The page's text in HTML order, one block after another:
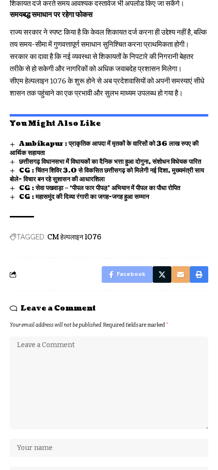
शिकायत दर्ज करते समय आवश्यक दस्तावेज भी अपलोड किए जा सकेंगे।
समयबद्ध समाधान पर रहेगा फोकस
राज्य सरकार ने स्पष्ट किया है कि केवल शिकायत दर्ज करना ही उद्देश्य नहीं है, बल्कि
तय समय-सीमा में गुणवत्तापूर्ण समाधान सुनिश्चित करना प्राथमिकता होगी।
सरकार का दावा है कि नई व्यवस्था से शिकायतों के निपटारे की निगरानी बेहतर
तरीके से हो सकेगी और नागरिकों को अधिक जवाबदेह प्रशासन मिलेगा।
सीएम हेल्पलाइन 1076 के शुरू होने से अब प्रदेशवासियों को अपनी समस्याएं सीधे
शासन तक पहुंचाने का एक प्रभावी और सुलभ माध्यम उपलब्ध हो गया है।
You Might Also Like
Ambikapur : प्राकृतिक आपदा में मृतकों के वारिसों को 36 लाख रुपए की
आर्थिक सहायता
छत्तीसगढ़ विधानसभा में विधायकों का दैनिक भत्ता हुआ दोगुना, संशोधन विधेयक पारित
CG : चिंतन शिविर 3.0 से विकसित छत्तीसगढ़ को मिलेगी नई दिशा, मुख्यमंत्री साय
बोले- विचार बन रहे सुशासन की आधारशिला
CG : सेवा पखवाड़ा – ‘पीपल फार पीपल़़’ अभियान में पीपल का पौधा रोपित
CG : महासमुंद की दिव्या रंगारी का जगह-जगह हुआ सम्मान
TAGGED: CM हेल्पलाइन 1076
Facebook
Leave a Comment
Your email address will not be published.Required fields are marked*